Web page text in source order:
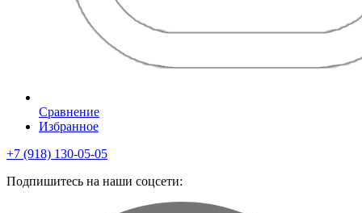
Сравнение
Избранное
+7 (918) 130-05-05
Подпишитесь на наши соцсети: